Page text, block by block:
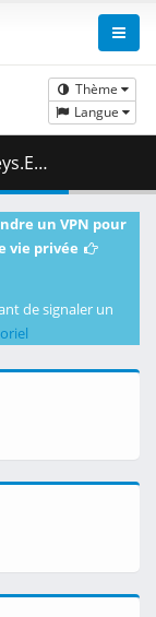
Thème
Langue
482.97 MB )
un VPN pour
vie privée
de signaler un